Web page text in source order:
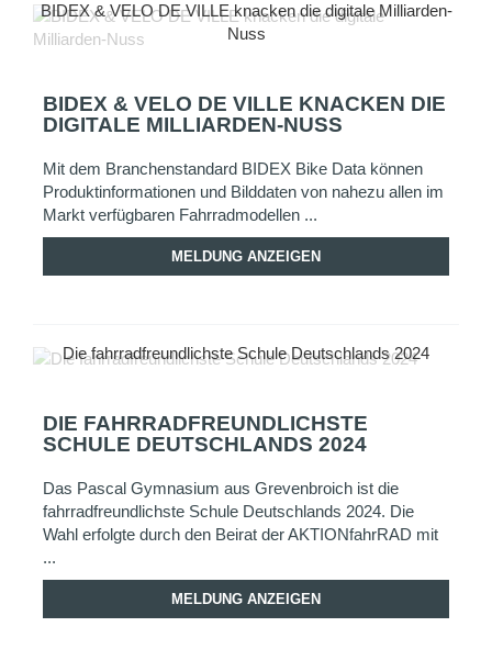
BIDEX & VELO DE VILLE knacken die digitale Milliarden-
Nuss
BIDEX & VELO DE VILLE KNACKEN DIE
DIGITALE MILLIARDEN-NUSS
Mit dem Branchenstandard BIDEX Bike Data können
Produktinformationen und Bilddaten von nahezu allen im
Markt verfügbaren Fahrradmodellen ...
MELDUNG ANZEIGEN
Die fahrradfreundlichste Schule Deutschlands 2024
DIE FAHRRADFREUNDLICHSTE
SCHULE DEUTSCHLANDS 2024
Das Pascal Gymnasium aus Grevenbroich ist die
fahrradfreundlichste Schule Deutschlands 2024. Die
Wahl erfolgte durch den Beirat der AKTIONfahrRAD mit
...
MELDUNG ANZEIGEN